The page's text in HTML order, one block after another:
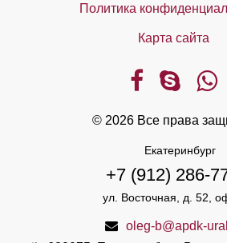
Политика
Карта сайта
© 2026 Все права
Екатеринбург
+7 (912) 286-
ул. Восточная, д. 52,
oleg-b@apdk-